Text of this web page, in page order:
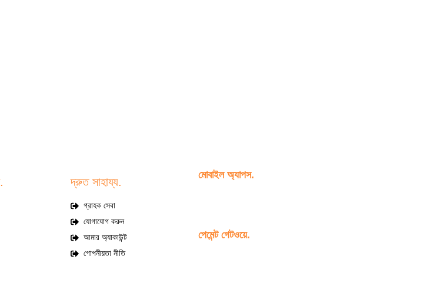
দ্রুত সাহায্য.
গ্রাহক সেবা
যোগাযোগ করুন
আমার অ্যাকাউন্ট
গোপনীয়তা নীতি
মোবাইল অ্যাপস.
পেমেন্ট গেটওয়ে.